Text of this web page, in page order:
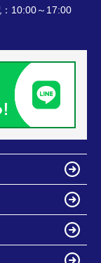
10:00～17:00